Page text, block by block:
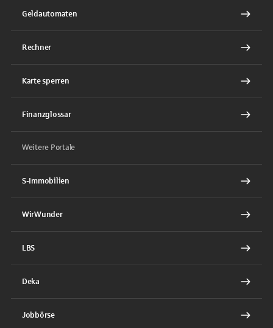
Geldautomaten
Rechner
Karte sperren
Finanzglossar
Weitere Portale
S-Immobilien
WirWunder
LBS
Deka
Jobbörse